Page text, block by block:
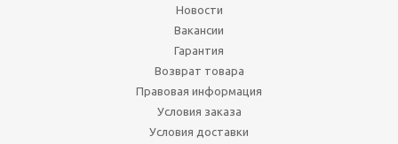
Новости
Вакансии
Гарантия
Возврат товара
Правовая информация
Условия заказа
Условия доставки